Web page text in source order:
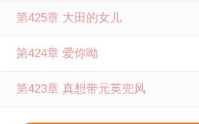
第425章 大田的女儿
第424章 爱你呦
第423章 真想带元英兜风